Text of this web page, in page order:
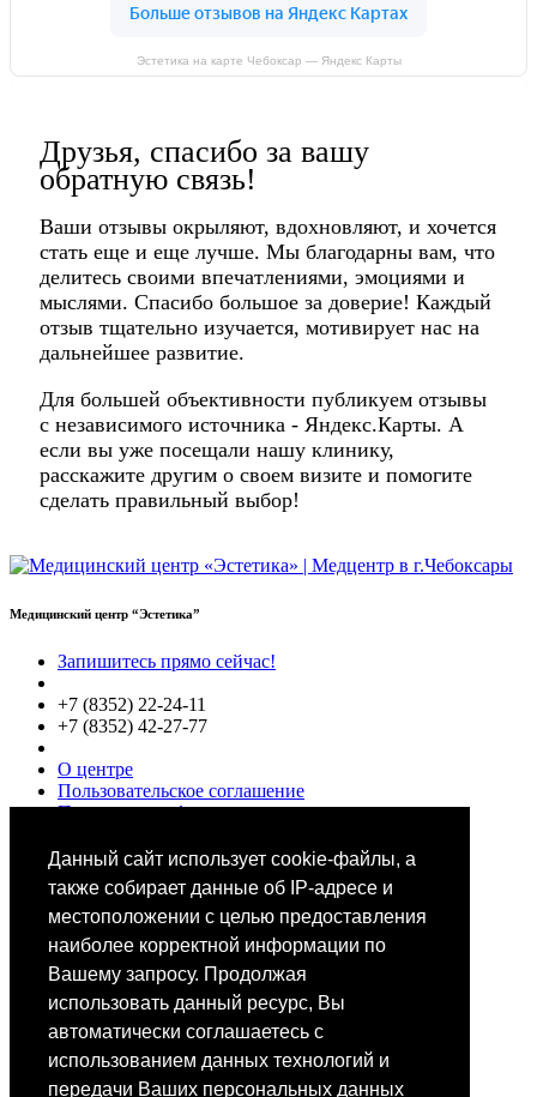
Данный сайт использует cookie-файлы, а
также собирает данные об IP-адресе и
местоположении с целью предоставления
наиболее корректной информации по
Вашему запросу. Продолжая
использовать данный ресурс, Вы
автоматически соглашаетесь с
использованием данных технологий и
передачи Ваших персональных данных
Эстетика на карте Чебоксар — Яндекс Карты
Друзья, спасибо за вашу
обратную связь!
Ваши отзывы окрыляют, вдохновляют, и хочется
стать еще и еще лучше. Мы благодарны вам, что
делитесь своими впечатлениями, эмоциями и
мыслями. Спасибо большое за доверие! Каждый
отзыв тщательно изучается, мотивирует нас на
дальнейшее развитие.
Для большей объективности публикуем отзывы
с независимого источника - Яндекс.Карты. А
если вы уже посещали нашу клинику,
расскажите другим о своем визите и помогите
сделать правильный выбор!
Медицинский центр “Эстетика”
Запишитесь прямо сейчас!
+7 (8352) 22-24-11
+7 (8352) 42-27-77
О центре
Пользовательское соглашение
Политики конфиденциальности
Специалисты
Выбор звезд
Мобильное приложение